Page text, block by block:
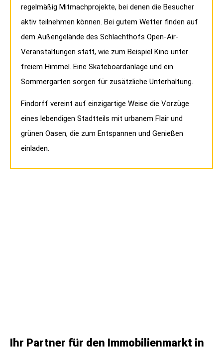
regelmäßig Mitmachprojekte, bei denen die Besucher
aktiv teilnehmen können. Bei gutem Wetter finden auf
dem Außengelände des Schlachthofs Open-Air-
Veranstaltungen statt, wie zum Beispiel Kino unter
freiem Himmel. Eine Skateboardanlage und ein
Sommergarten sorgen für zusätzliche Unterhaltung.
Findorff vereint auf einzigartige Weise die Vorzüge
eines lebendigen Stadtteils mit urbanem Flair und
grünen Oasen, die zum Entspannen und Genießen
einladen.
Ihr Partner für den Immobilienmarkt in